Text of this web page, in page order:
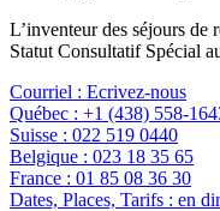
L’inventeur des séjours de
Statut Consultatif Spécial
Courriel : Ecrivez-nous
Québec : +1 (438) 558-
Suisse : 022 519 0440
Belgique : 023 18 35 65
France : 01 85 08 36 30
Dates, Places, Tarifs : en